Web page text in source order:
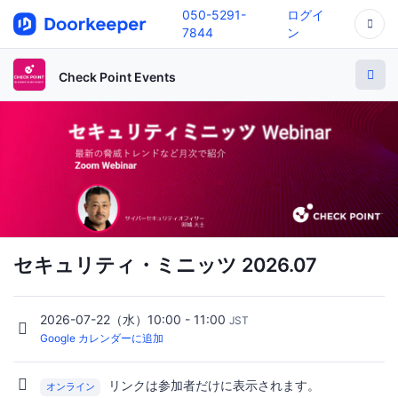
050-5291-
7844
ログイ
ン
Check Point Events
セキュリティ・ミニッツ 2026.07
2026-07-22（水）10:00 - 11:00 JST
Google カレンダーに追加
オンライン リンクは参加者だけに表示されます。